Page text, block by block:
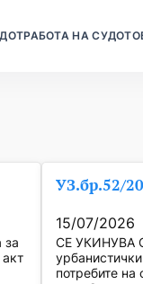
РАБОТА НА СУДОТ
за
УЗ.бр.52/
15/07/2026
СЕ УКИНУВА
потребите на